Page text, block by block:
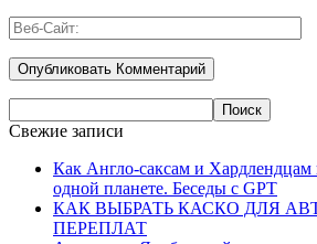
Свежие записи
Как Англо-саксам и Хардлендцам
одной планете. Беседы с GPT
КАК ВЫБРАТЬ КАСКО ДЛЯ
ПЕРЕПЛАТ